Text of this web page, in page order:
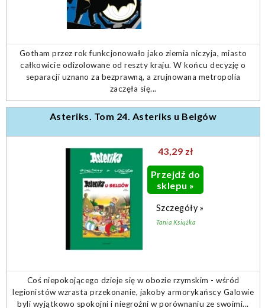
Gotham przez rok funkcjonowało jako ziemia niczyja, miasto
całkowicie odizolowane od reszty kraju. W końcu decyzję o
separacji uznano za bezprawną, a zrujnowana metropolia
zaczęła się...
Asteriks. Tom 24. Asteriks u Belgów
43,29 zł
Przejdź do
sklepu »
Szczegóły »
Tania Książka
Coś niepokojącego dzieje się w obozie rzymskim - wśród
legionistów wzrasta przekonanie, jakoby armorykańscy Galowie
byli wyjątkowo spokojni i niegroźni w porównaniu ze swoimi...